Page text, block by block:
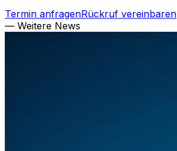
Termin anfragenRückruf vereinbaren
— Weitere News